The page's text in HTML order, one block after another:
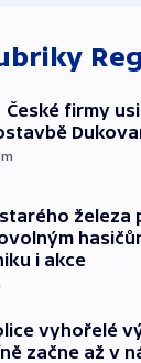
České firmy
m
železa
i akce
vyhořelé
začne až v